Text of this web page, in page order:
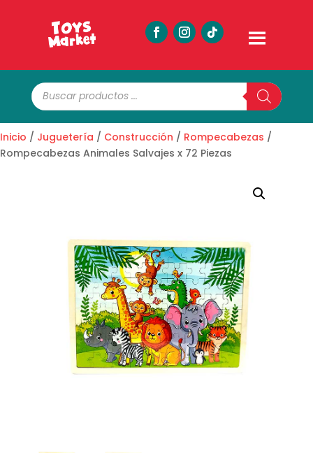
Búsqueda
de
productos
Inicio / Juguetería / Construcción / Rompecabezas /
Rompecabezas Animales Salvajes x 72 Piezas